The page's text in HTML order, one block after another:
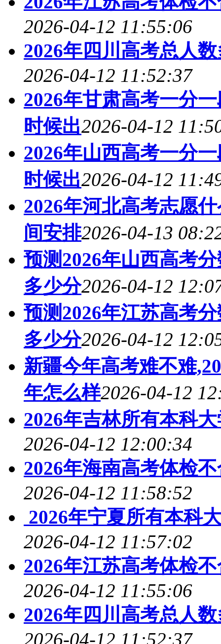
2026-04-12 11:55:06
2026年四川高考总人
2026-04-12 11:52:37
2026年甘肃高考一分
时候出2026-04-12
2026年山西高考一分
时候出2026-04-12
2026年河北高考志愿
间安排2026-04-13
预测2026年山西高考
多少分2026-04-12
预测2026年江苏高考
多少分2026-04-12
新疆今年高考难不难
年怎么样2026-04-12
2026年吉林所有本科
2026-04-12 12:00:34
2026年海南高考体检
2026-04-12 11:58:52
2026年宁夏所有本科
2026-04-12 11:57:02
2026年江苏高考体检
2026-04-12 11:55:06
2026年四川高考总人
2026-04-12 11:52:37